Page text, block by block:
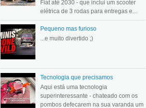
Fiat até 2030 - que inclui um scooter
elétrica de 3 rodas para entregas e...
Pequeno mas furioso
...e muito divertido ;)
Tecnologia que precisamos
Aqui está uma tecnologia
superinteressante - chateado com os
pombos defecarem na sua varanda um